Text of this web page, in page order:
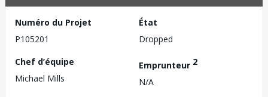
Numéro du Projet
P105201
État
Dropped
Chef d’équipe
Michael Mills
Emprunteur 2
N/A